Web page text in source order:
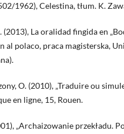
1962), Celestina, tłum. K.
(2013), La oralidad fingida en
al polaco, praca magisterska,
O. (2010), „Traduire ou
en ligne, 15, Rouen.
„Archaizowanie przekładu.